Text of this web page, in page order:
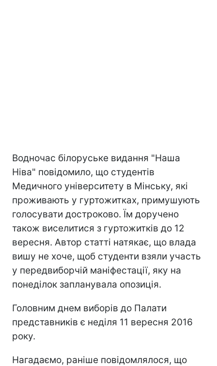
Водночас білоруське видання "Наша
Ніва" повідомило, що студентів
Медичного університету в Мінську, які
проживають у гуртожитках, примушують
голосувати достроково. Їм доручено
також виселитися з гуртожитків до 12
вересня. Автор статті натякає, що влада
вишу не хоче, щоб студенти взяли участь
у передвиборчій маніфестації, яку на
понеділок запланувала опозиція.
Головним днем виборів до Палати
представників є неділя 11 вересня 2016
року.
Нагадаємо, раніше повідомлялося, що